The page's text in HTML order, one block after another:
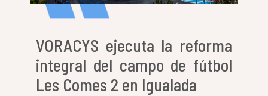
VORACYS ejecuta la reforma
integral del campo de fútbol
Les Comes 2 en Igualada